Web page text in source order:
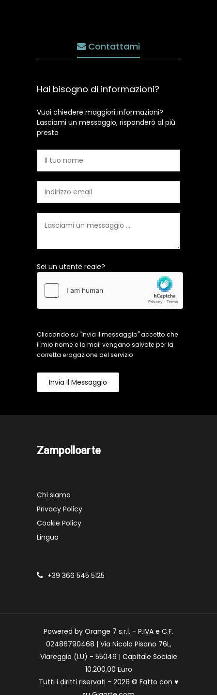
Contattami
Hai bisogno di informazioni?
Vuoi chiedere maggiori informazioni?
Lasciami un messaggio, risponderò al più
presto
Sei un utente reale?
Cliccando su "Invia il messaggio" accetto che
il mio nome e la mail vengano salvate per la
corretta erogazione del servizio
Invia Il Messaggio
Zampolloarte
Chi siamo
Privacy Policy
Cookie Policy
Lingua
+39 366 545 5125
Powered by Orange 7 s.r.l. - P.IVA e C.F.
02486790468 | Via Nicola Pisano 76L,
Viareggio (LU) - 55049 | Capitale Sociale
10.200,00 Euro
Tutti i diritti riservati - 2026 © Fatto con ♥